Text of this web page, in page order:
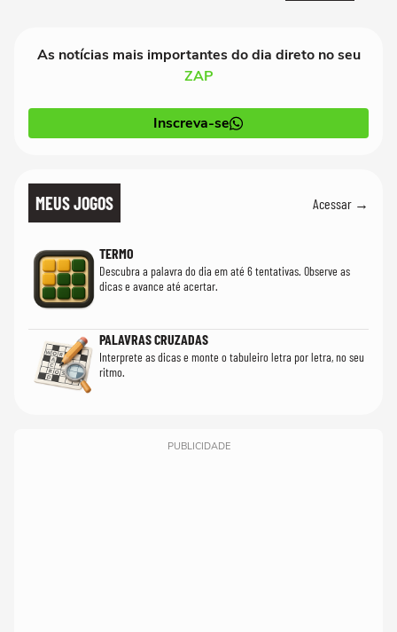
As notícias mais importantes do dia direto no seu
ZAP
Inscreva-se
MEUS JOGOS Acessar →
TERMO
Descubra a palavra do dia em até 6 tentativas. Observe as
dicas e avance até acertar.
PALAVRAS CRUZADAS
Interprete as dicas e monte o tabuleiro letra por letra, no seu
ritmo.
PUBLICIDADE